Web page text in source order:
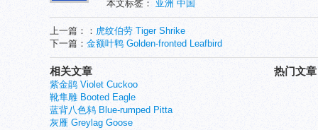
本文标签： 亚洲 中国
上一篇：： 虎纹伯劳 Tiger Shrike
下一篇： 金额叶鹎 Golden-fronted Leafbird
热门文章
相关文章
紫金鹃 Violet Cuckoo
靴隼雕 Booted Eagle
蓝背八色鸫 Blue-rumped Pitta
灰雁 Greylag Goose